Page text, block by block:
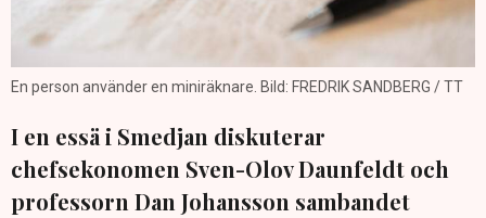
En person använder en miniräknare. Bild: FREDRIK SANDBERG / TT
I en essä i Smedjan diskuterar
chefsekonomen Sven-Olov Daunfeldt och
professorn Dan Johansson sambandet